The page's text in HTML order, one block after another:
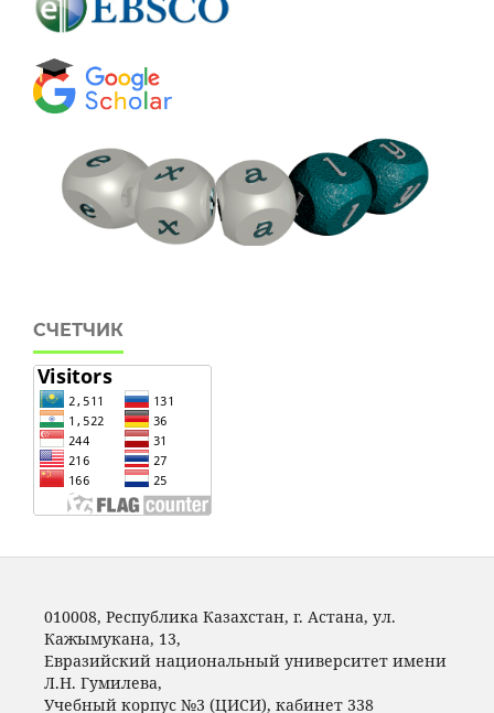
СЧЕТЧИК
010008, Республика Казахстан, г. Астана, ул.
Кажымукана, 13,
Евразийский национальный университет имени
Л.Н. Гумилeва,
Учебный корпус №3 (ЦИСИ), кабинет 338